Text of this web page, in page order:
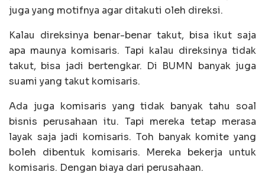
juga yang motifnya agar ditakuti oleh direksi.
Kalau direksinya benar-benar takut, bisa ikut saja
apa maunya komisaris. Tapi kalau direksinya tidak
takut, bisa jadi bertengkar. Di BUMN banyak juga
suami yang takut komisaris.
Ada juga komisaris yang tidak banyak tahu soal
bisnis perusahaan itu. Tapi mereka tetap merasa
layak saja jadi komisaris. Toh banyak komite yang
boleh dibentuk komisaris. Mereka bekerja untuk
komisaris. Dengan biaya dari perusahaan.